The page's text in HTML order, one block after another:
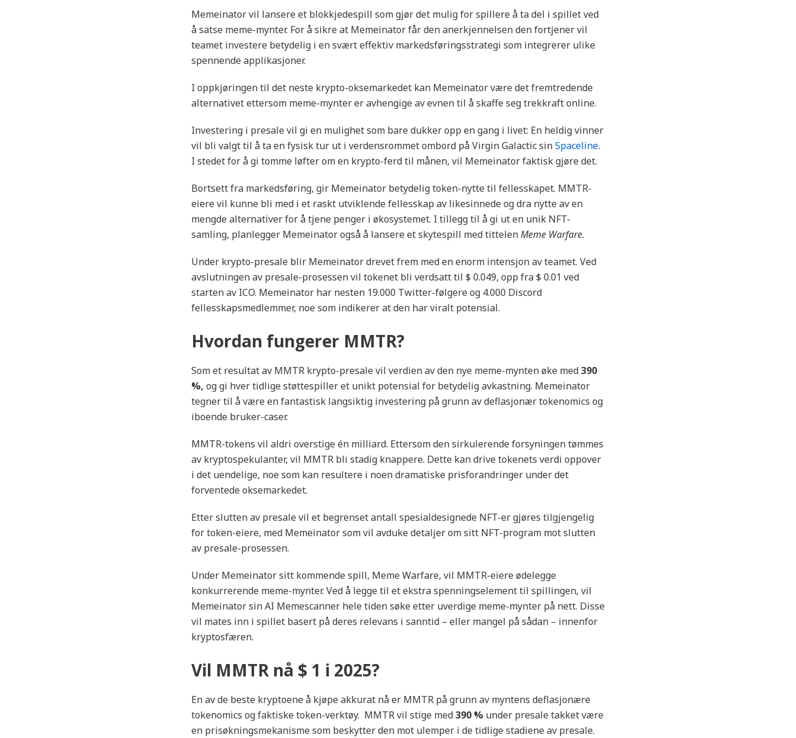
Memeinator vil lansere et blokkjedespill som gjør det mulig for spillere å ta del i spillet ved
å satse meme-mynter. For å sikre at Memeinator får den anerkjennelsen den fortjener vil
teamet investere betydelig i en svært effektiv markedsføringsstrategi som integrerer ulike
spennende applikasjoner.
I oppkjøringen til det neste krypto-oksemarkedet kan Memeinator være det fremtredende
alternativet ettersom meme-mynter er avhengige av evnen til å skaffe seg trekkraft online.
Investering i presale vil gi en mulighet som bare dukker opp en gang i livet: En heldig vinner
vil bli valgt til å ta en fysisk tur ut i verdensrommet ombord på Virgin Galactic sinSpaceline.
I stedet for å gi tomme løfter om en krypto-ferd til månen, vil Memeinator faktisk gjøre det.
Bortsett fra markedsføring, gir Memeinator betydelig token-nytte til fellesskapet. MMTR-
eiere vil kunne bli med i et raskt utviklende fellesskap av likesinnede og dra nytte av en
mengde alternativer for å tjene penger i økosystemet. I tillegg til å gi ut en unik NFT-
samling, planlegger Memeinator også å lansere et skytespill med tittelenMeme Warfare.
Under krypto-presale blir Memeinator drevet frem med en enorm intensjon av teamet. Ved
avslutningen av presale-prosessen vil tokenet bli verdsatt til $ 0.049, opp fra $ 0.01 ved
starten av ICO. Memeinator har nesten 19.000 Twitter-følgere og 4.000 Discord
fellesskapsmedlemmer, noe som indikerer at den har viralt potensial.
Hvordan fungerer MMTR?
Som et resultat av MMTR krypto-presale vil verdien av den nye meme-mynten øke med390
%, og gi hver tidlige støttespiller et unikt potensial for betydelig avkastning. Memeinator
tegner til å være en fantastisk langsiktig investering på grunn av deflasjonær tokenomics og
iboende bruker-caser.
MMTR-tokens vil aldri overstige én milliard. Ettersom den sirkulerende forsyningen tømmes
av kryptospekulanter, vil MMTR bli stadig knappere. Dette kan drive tokenets verdi oppover
i det uendelige, noe som kan resultere i noen dramatiske prisforandringer under det
forventede oksemarkedet.
Etter slutten av presale vil et begrenset antall spesialdesignede NFT-er gjøres tilgjengelig
for token-eiere, med Memeinator som vil avduke detaljer om sitt NFT-program mot slutten
av presale-prosessen.
Under Memeinator sitt kommende spill, Meme Warfare, vil MMTR-eiere ødelegge
konkurrerende meme-mynter. Ved å legge til et ekstra spenningselement til spillingen, vil
Memeinator sin AI Memescanner hele tiden søke etter uverdige meme-mynter på nett. Disse
vil mates inn i spillet basert på deres relevans i sanntid – eller mangel på sådan – innenfor
kryptosfæren.
Vil MMTR nå $ 1 i 2025?
En av de beste kryptoene å kjøpe akkurat nå er MMTR på grunn av myntens deflasjonære
tokenomics og faktiske token-verktøy. MMTR vil stige med390 % under presale takket være
en prisøkningsmekanisme som beskytter den mot ulemper i de tidlige stadiene av presale.